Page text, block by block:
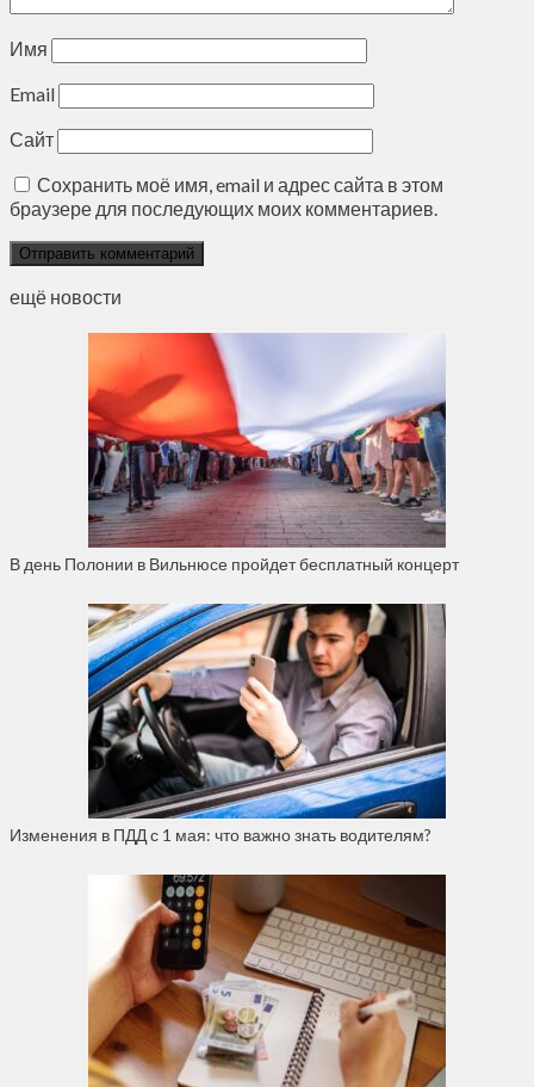
Имя
Email
Сайт
Сохранить моё имя, email и адрес сайта в этом
браузере для последующих моих комментариев.
ещё новости
В день Полонии в Вильнюсе пройдет бесплатный концерт
Изменения в ПДД с 1 мая: что важно знать водителям?